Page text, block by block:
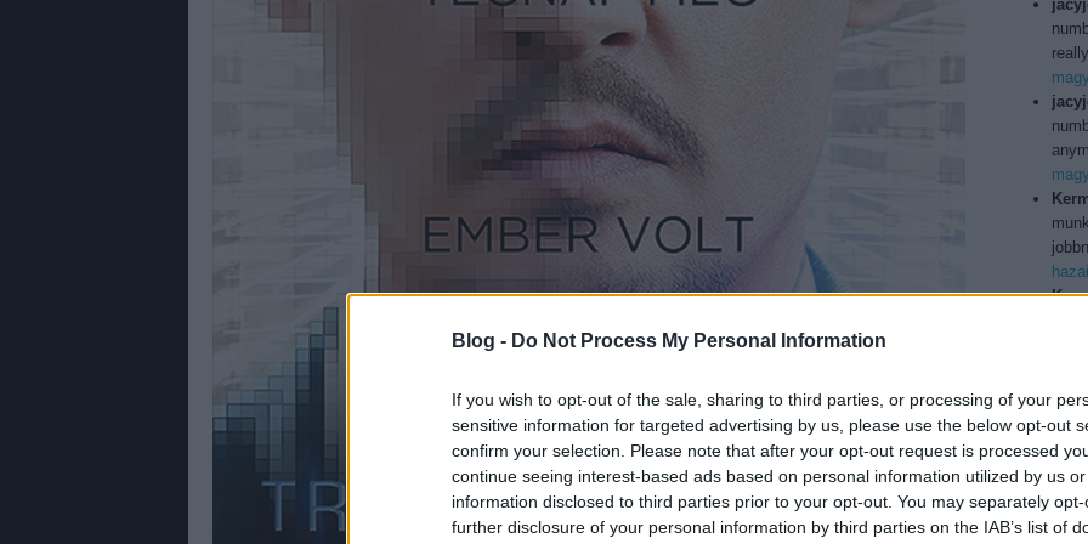
Blog - Do Not Process My Personal Information
If you wish to opt-out of the sale, sharing to third parties, or processing of your
sensitive information for targeted advertising by us, please use the below opt-out
confirm your selection. Please note that after your opt-out request is processed
continue seeing interest-based ads based on personal information utilized by us
information disclosed to third parties prior to your opt-out. You may separately
further disclosure of your personal information by third parties on the IAB’s list of
bd